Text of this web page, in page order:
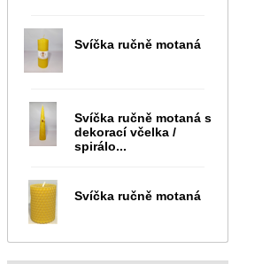
Svíčka ručně motaná
Svíčka ručně motaná s
dekorací včelka /
spirálo...
Svíčka ručně motaná